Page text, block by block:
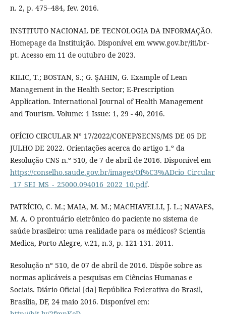
n. 2, p. 475–484, fev. 2016.
INSTITUTO NACIONAL DE TECNOLOGIA DA INFORMAÇÃO.
Homepage da Instituição. Disponível em www.gov.br/iti/br-
pt. Acesso em 11 de outubro de 2023.
KILIC, T.; BOSTAN, S.; G. ŞAHIN, G. Example of Lean
Management in the Health Sector; E-Prescription
Application. International Journal of Health Management
and Tourism. Volume: 1 Issue: 1, 29 - 40, 2016.
OFÍCIO CIRCULAR Nº 17/2022/CONEP/SECNS/MS DE 05 DE
JULHO DE 2022. Orientações acerca do artigo 1.º da
Resolução CNS n.º 510, de 7 de abril de 2016. Disponível em
https://conselho.saude.gov.br/images/Of%C3%ADcio_Circular
_17_SEI_MS_-_25000.094016_2022_10.pdf.
PATRÍCIO, C. M.; MAIA, M. M.; MACHIAVELLI, J. L.; NAVAES,
M. A. O prontuário eletrônico do paciente no sistema de
saúde brasileiro: uma realidade para os médicos? Scientia
Medica, Porto Alegre, v.21, n.3, p. 121-131. 2011.
Resolução nº 510, de 07 de abril de 2016. Dispõe sobre as
normas aplicáveis a pesquisas em Ciências Humanas e
Sociais. Diário Oficial [da] República Federativa do Brasil,
Brasília, DF, 24 maio 2016. Disponível em: